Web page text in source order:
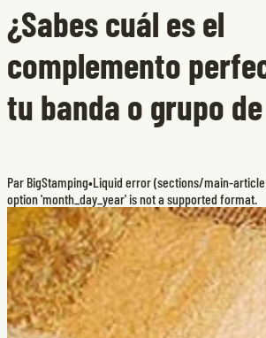
¿Sabes cuál es el
complemento
tu banda o grupo
Par BigStamping•Liquid error (sections/main-
option 'month_day_year' is not a supported format.